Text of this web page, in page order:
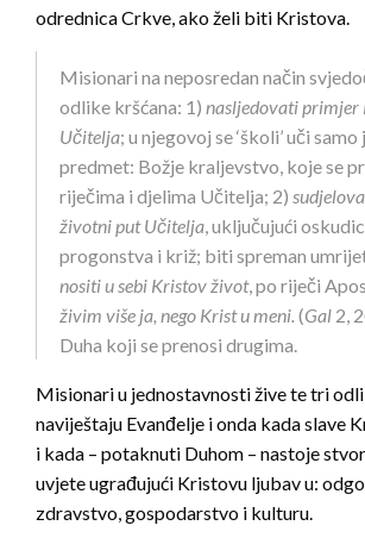
odrednica Crkve, ako želi biti Kristova.
Misionari na neposredan način
odlike kršćana: 1) nasljedovati primjer
Učitelja; u njegovoj se ‘školi’ uči samo
predmet: Božje kraljevstvo, koje se
riječima i djelima Učitelja; 2)
životni put Učitelja , uključujući
progonstva i križ; biti spreman
nositi u sebi Kristov život, po riječi
živim više ja, nego Krist u meni. (Gal 2,
Duha koji se prenosi drugima.
Misionari u jednostavnosti žive te tri
naviještaju Evanđelje i onda kada slave
i kada – potaknuti Duhom – nastoje
uvjete ugrađujući Kristovu ljubav u:
zdravstvo, gospodarstvo i kulturu.